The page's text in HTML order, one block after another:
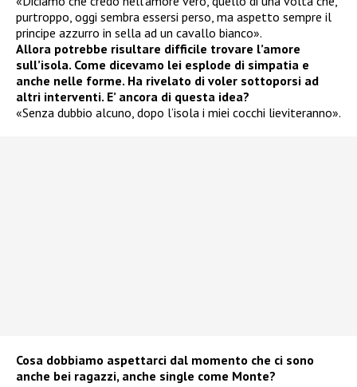
purtroppo, oggi sembra essersi perso, ma aspetto sempre il
principe azzurro in sella ad un cavallo bianco».
Allora potrebbe risultare difficile trovare l’amore
sull’isola. Come dicevamo lei esplode di simpatia e
anche nelle forme. Ha rivelato di voler sottoporsi ad
altri interventi. E’ ancora di questa idea?
«Senza dubbio alcuno, dopo l’isola i miei cocchi lieviteranno».
Cosa dobbiamo aspettarci dal momento che ci sono
anche bei ragazzi, anche single come Monte?